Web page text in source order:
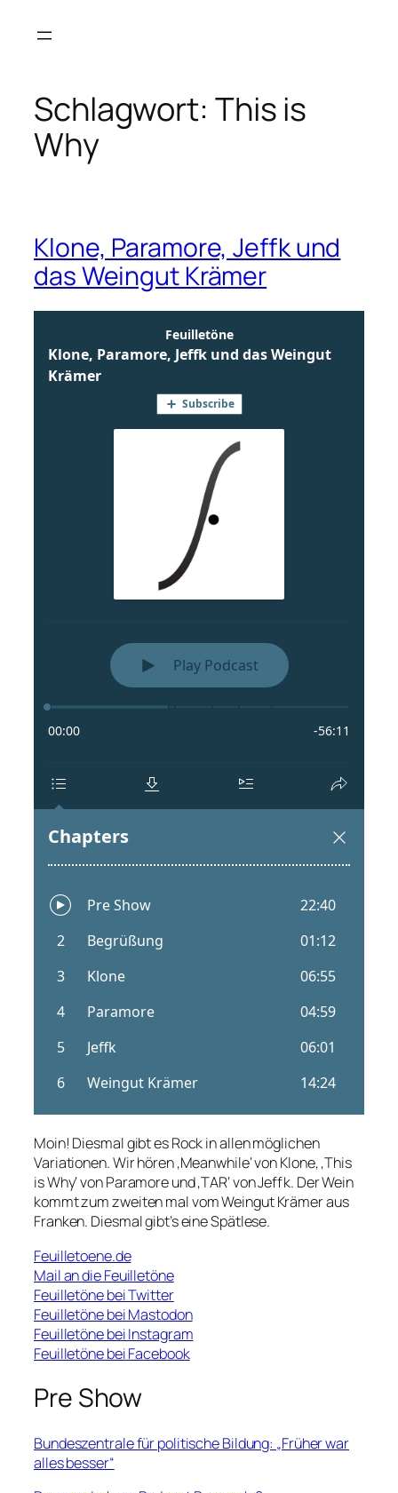
Inhalt
Schlagwort: This is
Why
Klone, Paramore, Jeffk und
das Weingut Krämer
Moin! Diesmal gibt es Rock in allen möglichen
Variationen. Wir hören ‚Meanwhile‘ von Klone, ‚This
is Why‘ von Paramore und ‚TAR‘ von Jeffk. Der Wein
kommt zum zweiten mal vom Weingut Krämer aus
Franken. Diesmal gibt’s eine Spätlese.
Feuilletoene.de
Mail an die Feuilletöne
Feuilletöne bei Twitter
Feuilletöne bei Mastodon
Feuilletöne bei Instagram
Feuilletöne bei Facebook
Pre Show
Bundeszentrale für politische Bildung: „Früher war
alles besser“